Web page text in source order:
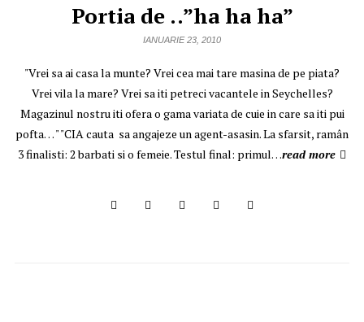
Portia de ..”ha ha ha”
IANUARIE 23, 2010
"Vrei sa ai casa la munte? Vrei cea mai tare masina de pe piata?
Vrei vila la mare? Vrei sa iti petreci vacantele in Seychelles?
Magazinul nostru iti ofera o gama variata de cuie in care sa iti pui
pofta… " "CIA cauta sa angajeze un agent-asasin. La sfarsit, ramân
3 finalisti: 2 barbati si o femeie. Testul final: primul…read more